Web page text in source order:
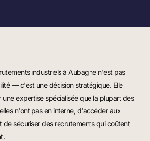
industriels à Aubagne n'est pas
— c'est une décision stratégique. Elle
une expertise spécialisée que la plupart des
n'ont pas en interne, d'accéder aux
de sécuriser des recrutements qui coûtent